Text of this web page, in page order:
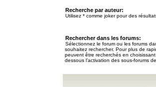
Recherche par auteur:
Utilisez * comme joker pour des
Rechercher dans les forums:
Sélectionnez le forum ou les forums
souhaitez rechercher. Pour plus de
peuvent être recherchés en
dessous l’activation des sous-forums